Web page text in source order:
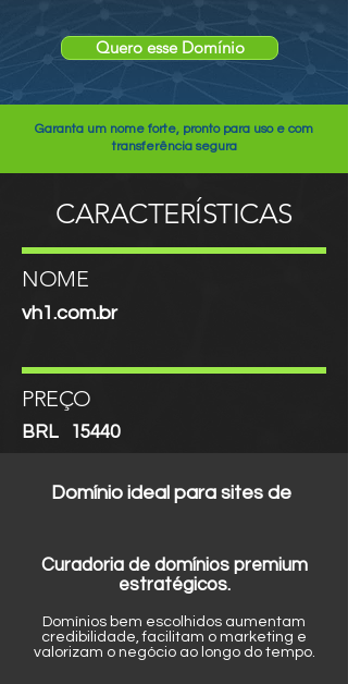
Quero esse Domínio
Garanta um nome forte, pronto para uso e com
transferência segura
CARACTERÍSTICAS
NOME
vh1.com.br
PREÇO
BRL 15440
Domínio ideal para sites de
Curadoria de domínios premium
estratégicos.
Domínios bem escolhidos aumentam
credibilidade, facilitam o marketing e
valorizam o negócio ao longo do tempo.